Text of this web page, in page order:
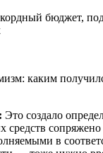
каким
Это создало
средств
в